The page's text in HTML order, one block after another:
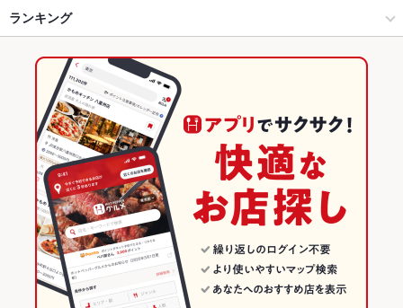
大宮・さいたま新都心 × 洋・和洋・各国料理・その他
大宮駅 × 居酒屋
大宮駅 × 洋・和洋・各国料理・その他
イタリアン・フレンチ
イタリアン
大宮・さいたま新都心 × イタリアン・フレンチ
大宮・さいたま新都心 × イタリアン
大宮駅 × イタリアン・フレンチ
大宮駅 × 洋・和洋・各国料理・その他
大宮駅 × イタリアン・フレンチ
大宮駅 × イタリアン
埼玉 × 居酒屋
埼玉 × 洋・和洋・各国料理・その他
埼玉 × イタリアン・フレンチ
埼玉 × イタリアン
刺身 しゃぶしゃぶ
ランキング
埼玉のグルメランキング
埼玉の居酒屋ランキング
大宮・さいたま新都心のグルメランキング
大宮・さいたま新都心の居酒屋ランキング
大宮駅のグルメランキング
大宮駅の居酒屋ランキング